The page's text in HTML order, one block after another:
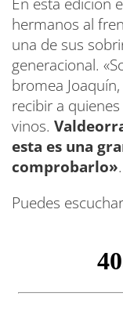
hermanos al
una de sus
generacional.
bromea
recibir a
vinos.
esta es una
comprobarlo».
Puedes